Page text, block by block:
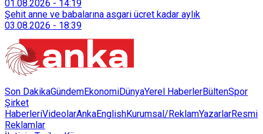
Tarımsal Hizmetler Dairesi Başkanlığı, farklı ilçelerde toplam
128 bokaşi kompost eğitimi düzenleyerek İzmirlileri
sürdürülebilir atık yönetimi sistemine dahil etti.
01.08.2026 - 14:19
Şehit anne ve babalarına asgari ücret kadar aylık
03.08.2026 - 18:39
Son DakikaGündemEkonomiDünyaYerel HaberlerBültenSpor
Şirket
HaberleriVideolarAnkaEnglishKurumsal/ReklamYazarlarResmi
Reklamlar